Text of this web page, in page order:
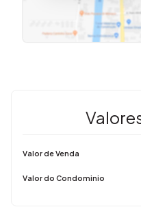
Valor de Venda
Valor do Condominio